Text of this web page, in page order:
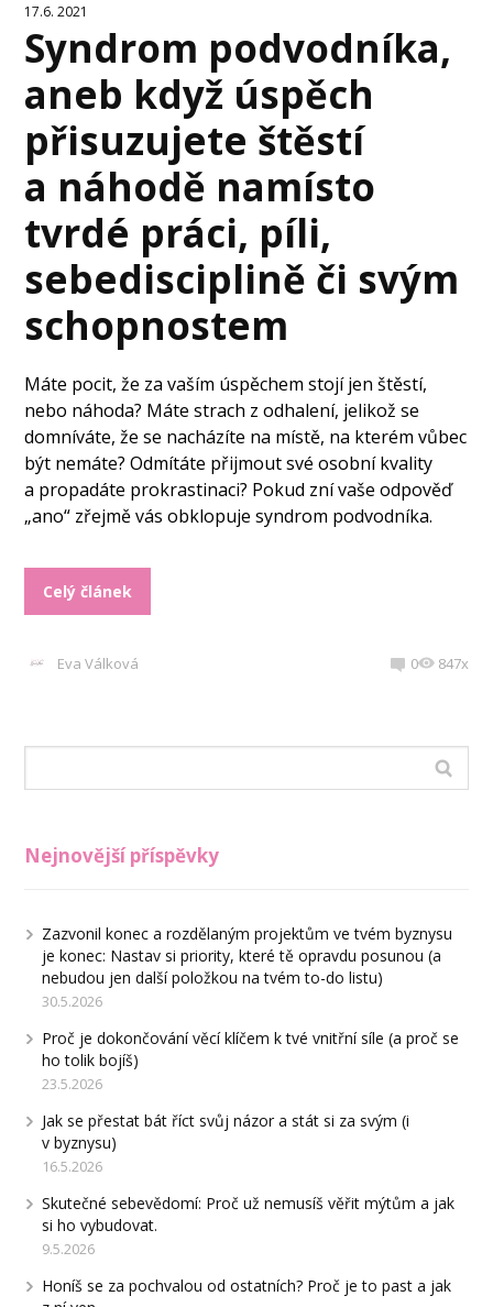
17.6. 2021
Syndrom podvodníka,
aneb když úspěch
přisuzujete štěstí
a náhodě namísto
tvrdé práci, píli,
sebedisciplině či svým
schopnostem
Máte pocit, že za vaším úspěchem stojí jen štěstí,
nebo náhoda? Máte strach z odhalení, jelikož se
domníváte, že se nacházíte na místě, na kterém vůbec
být nemáte? Odmítáte přijmout své osobní kvality
a propadáte prokrastinaci? Pokud zní vaše odpověď
„ano“ zřejmě vás obklopuje syndrom podvodníka.
Celý článek
Eva Válková 0 847x
Nejnovější příspěvky
Zazvonil konec a rozdělaným projektům ve tvém byznysu
je konec: Nastav si priority, které tě opravdu posunou (a
nebudou jen další položkou na tvém to-do listu)
30.5.2026
Proč je dokončování věcí klíčem k tvé vnitřní síle (a proč se
ho tolik bojíš)
23.5.2026
Jak se přestat bát říct svůj názor a stát si za svým (i
v byznysu)
16.5.2026
Skutečné sebevědomí: Proč už nemusíš věřit mýtům a jak
si ho vybudovat.
9.5.2026
Honíš se za pochvalou od ostatních? Proč je to past a jak